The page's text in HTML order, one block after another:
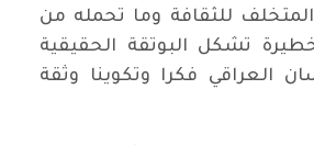
للثقافة وما تحمله من
تشكل البوتقة الحقيقية
العراقي فكرا وتكوينا وثقة